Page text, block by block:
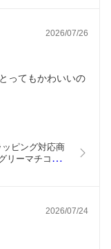
2026/07/26
ってもかわいいの
ッピング対応商
リーマチコフ
2026/07/24